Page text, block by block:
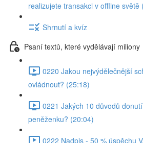
realizujete transakci v offline světě
Shrnutí a kvíz
Psaní textů, které vydělávají miliony
0220 Jakou nejvýdělečnější
ovládnout? (25:18)
0221 Jakých 10 důvodů
peněženku? (20:04)
0222 Nadpis - 50 % úspěchu